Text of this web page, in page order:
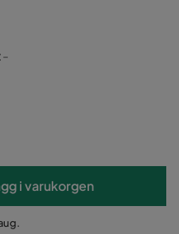
i varukorgen